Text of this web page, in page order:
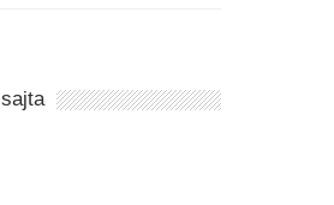
sajta